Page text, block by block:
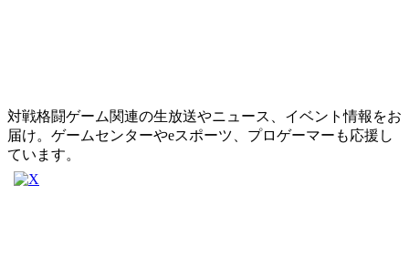
対戦格闘ゲーム関連の生放送やニュース、イベント情報をお
届け。ゲームセンターやeスポーツ、プロゲーマーも応援し
ています。